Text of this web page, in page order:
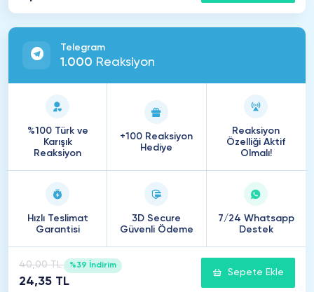
Telegram
1 .000 Reaksiyon
%100 Türk ve
Karışık
Reaksiyon
+100 Reaksiyon
Hediye
Reaksiyon
Özelliği Aktif
Olmalı!
Hızlı Teslimat
Garantisi
3D Secure
Güvenli Ödeme
7/24 Whatsapp
Destek
40,00 TL %39 İndirim
24,35 TL
Sepete Ekle